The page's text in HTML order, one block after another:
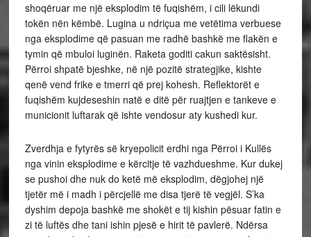
shoqëruar me një eksplodim të fuqishëm, i cili lëkundi
tokën nën këmbë. Lugina u ndriçua me vetëtima verbuese
nga eksplodime që pasuan me radhë bashkë me flakën e
tymin që mbuloi luginën. Raketa goditi cakun saktësisht.
Përroi shpatë bjeshke, në një pozitë strategjike, kishte
qenë vend frike e tmerri që prej kohesh. Reflektorët e
fuqishëm kujdeseshin natë e ditë për ruajtjen e tankeve e
municionit luftarak që ishte vendosur aty kushedi kur.
Zverdhja e fytyrës së kryepolicit erdhi nga Përroi i Kullës
nga vinin eksplodime e kërcitje të vazhdueshme. Kur dukej
se pushoi dhe nuk do ketë më eksplodim, dëgjohej një
tjetër më i madh i përcjellë me disa tjerë të vegjël. S’ka
dyshim depoja bashkë me shokët e tij kishin pësuar fatin e
zi të luftës dhe tani ishin pjesë e hirit të pavlerë. Ndërsa